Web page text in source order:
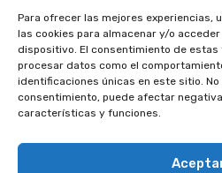
Para ofrecer las mejores experiencias,
las cookies para almacenar y/o
dispositivo. El consentimiento de
procesar datos como el
identificaciones únicas en este sitio.
consentimiento, puede afectar
características y funciones.